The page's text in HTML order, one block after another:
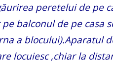
peretelui de pe
balconul de pe casa
a blocului).Aparatul
locuiesc ,chiar la